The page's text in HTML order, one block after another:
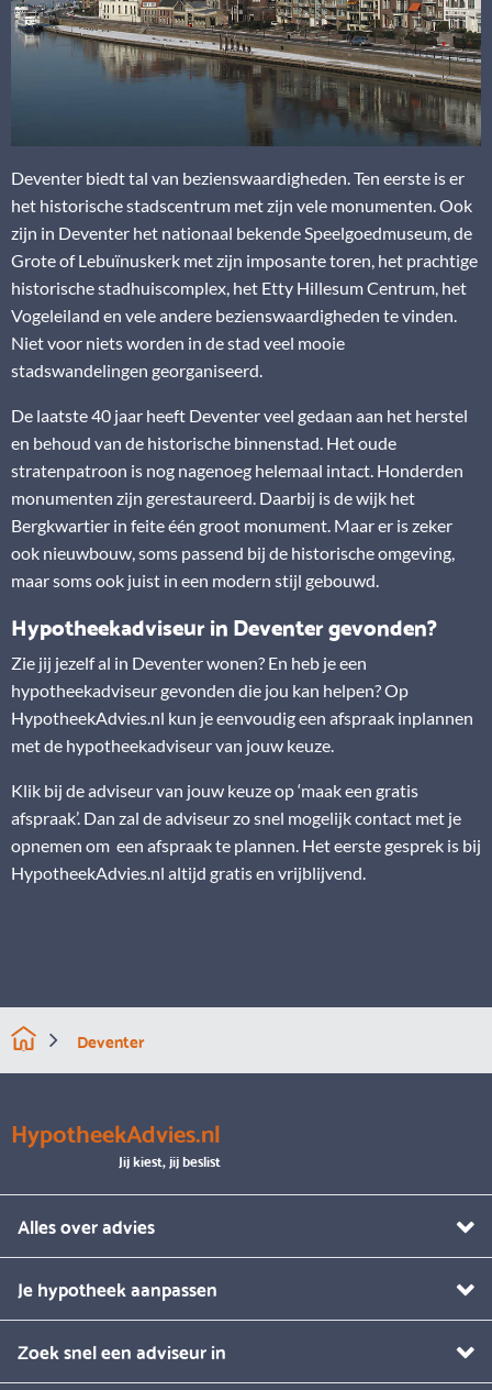
Deventer biedt tal van bezienswaardigheden. Ten eerste is er
het historische stadscentrum met zijn vele monumenten. Ook
zijn in Deventer het nationaal bekende Speelgoedmuseum, de
Grote of Lebuïnuskerk met zijn imposante toren, het prachtige
historische stadhuiscomplex, het Etty Hillesum Centrum, het
Vogeleiland en vele andere bezienswaardigheden te vinden.
Niet voor niets worden in de stad veel mooie
stadswandelingen georganiseerd.
De laatste 40 jaar heeft Deventer veel gedaan aan het herstel
en behoud van de historische binnenstad. Het oude
stratenpatroon is nog nagenoeg helemaal intact. Honderden
monumenten zijn gerestaureerd. Daarbij is de wijk het
Bergkwartier in feite één groot monument. Maar er is zeker
ook nieuwbouw, soms passend bij de historische omgeving,
maar soms ook juist in een modern stijl gebouwd.
Hypotheekadviseur in Deventer gevonden?
Zie jij jezelf al in Deventer wonen? En heb je een
hypotheekadviseur gevonden die jou kan helpen? Op
HypotheekAdvies.nl kun je eenvoudig een afspraak inplannen
met de hypotheekadviseur van jouw keuze.
Klik bij de adviseur van jouw keuze op ‘maak een gratis
afspraak’. Dan zal de adviseur zo snel mogelijk contact met je
opnemen om een afspraak te plannen. Het eerste gesprek is bij
HypotheekAdvies.nl altijd gratis en vrijblijvend.
Deventer
HypotheekAdvies.nl
Jij kiest, jij beslist
Alles over advies
Je hypotheek aanpassen
Zoek snel een adviseur in